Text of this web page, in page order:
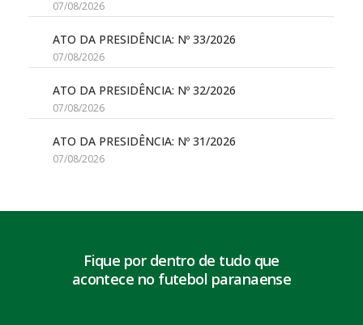
07/08/2026
ATO DA PRESIDÊNCIA: Nº 33/2026
07/08/2026
ATO DA PRESIDÊNCIA: Nº 32/2026
07/08/2026
ATO DA PRESIDÊNCIA: Nº 31/2026
07/08/2026
Fique por dentro de tudo que
acontece no futebol paranaense